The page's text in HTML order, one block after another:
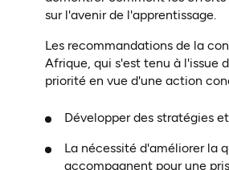
sur l'avenir de l'apprentissage.
Les recommandations de la
Afrique, qui s'est tenu à l'issue
priorité en vue d'une action
Développer des stratégies
La nécessité d'améliorer la
accompagnent pour une